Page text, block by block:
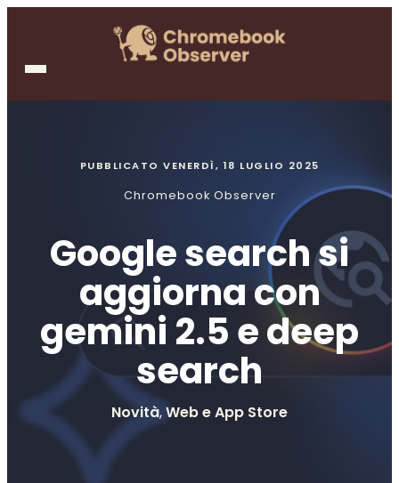
PUBBLICATO VENERDÌ, 18 LUGLIO 2025
Chromebook Observer
Google search si
aggiorna con
gemini 2.5 e deep
search
Novità,Web e App Store